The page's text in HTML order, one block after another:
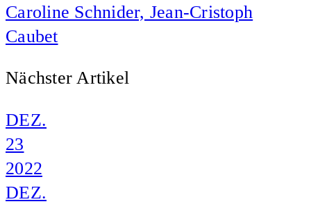
Caroline Schnider, Jean-Cristoph
Caubet
Nächster Artikel
DEZ.
23
2022
DEZ.